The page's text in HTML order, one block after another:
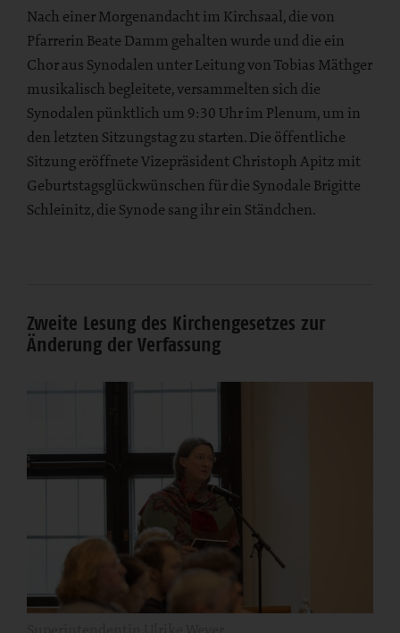
Nach einer Morgenandacht im Kirchsaal, die von
Pfarrerin Beate Damm gehalten wurde und die ein
Chor aus Synodalen unter Leitung von Tobias Mäthger
musikalisch begleitete, versammelten sich die
Synodalen pünktlich um 9:30 Uhr im Plenum, um in
den letzten Sitzungstag zu starten. Die öffentliche
Sitzung eröffnete Vizepräsident Christoph Apitz mit
Geburtstagsglückwünschen für die Synodale Brigitte
Schleinitz, die Synode sang ihr ein Ständchen.
Zweite Lesung des Kirchengesetzes zur
Änderung der Verfassung